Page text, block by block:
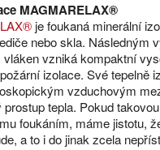
MAGMARELAX®
je foukaná minerální
nebo skla. Následným
vzniká kompaktní
izolace. Své tepelně
vzduchovým
tepla. Pokud
foukáním, máme jistotu,
a to i do jinak zcela